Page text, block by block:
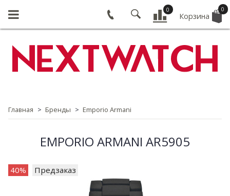
0
Корзина
0
Главная Бренды Emporio Armani
EMPORIO ARMANI AR5905
40% Предзаказ